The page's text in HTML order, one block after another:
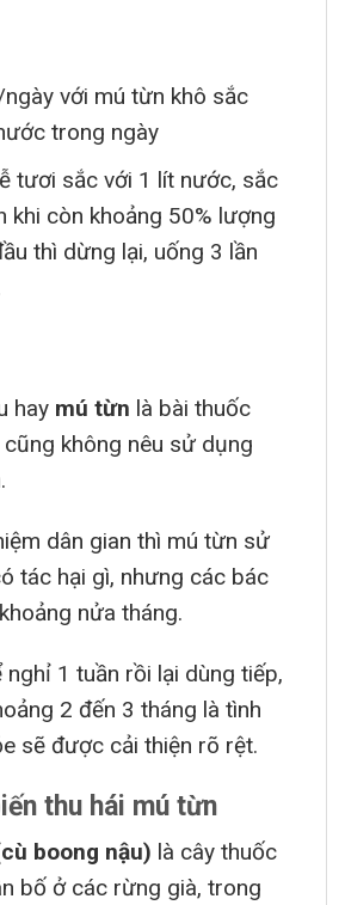
với mú từn khô sắc
trong ngày
tươi sắc với 1 lít nước, sắc
khi còn khoảng 50% lượng
thì dừng lại, uống 3 lần
hay mú từn là bài thuốc
cũng không nêu sử dụng
dân gian thì mú từn sử
tác hại gì, nhưng các bác
nửa tháng.
nghỉ 1 tuần rồi lại dùng tiếp,
2 đến 3 tháng là tình
sẽ được cải thiện rõ rệt.
thu hái mú từn
boong nậu) là cây thuốc
bố ở các rừng già, trong